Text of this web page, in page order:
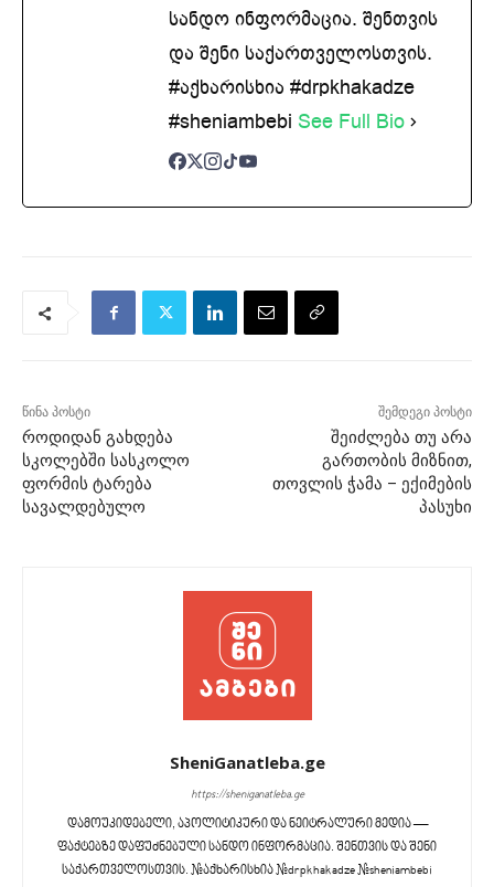
სანდო ინფორმაცია. შენთვის
და შენი საქართველოსთვის.
#აქხარისხია #drpkhakadze
#sheniambebi See Full Bio
წინა პოსტი
როდიდან გახდება
სკოლებში სასკოლო
ფორმის ტარება
სავალდებულო
შემდეგი პოსტი
შეიძლება თუ არა
გართობის მიზნით,
თოვლის ჭამა – ექიმების
პასუხი
SheniGanatleba.ge
https://sheniganatleba.ge
დამოუკიდებელი, აპოლიტიკური და ნეიტრალური მედია —
ფაქტებზე დაფუძნებული სანდო ინფორმაცია. შენთვის და შენი
საქართველოსთვის. #აქხარისხია #drpkhakadze #sheniambebi